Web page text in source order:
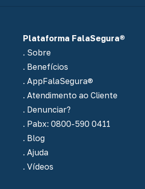
Plataforma FalaSegura®
. Sobre
. Benefícios
. AppFalaSegura®
. Atendimento ao Cliente
. Denunciar?
. Pabx: 0800-590 0411
. Blog
. Ajuda
. Vídeos